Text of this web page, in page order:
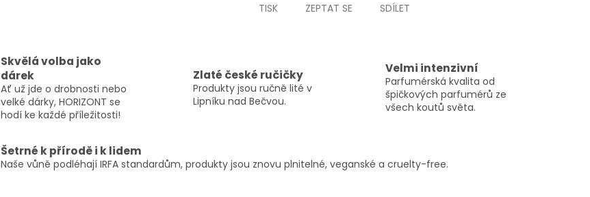
TISK ZEPTAT SE SDÍLET
Skvělá volba jako
dárek
Ať už jde o drobnosti nebo
velké dárky, HORIZONT se
hodí ke každé příležitosti!
Zlaté české ručičky
Produkty jsou ručně lité v
Lipníku nad Bečvou.
Velmi intenzivní
Parfumérská kvalita od
špičkových parfumérů ze
všech koutů světa.
Šetrné k přírodě i k lidem
Naše vůně podléhají IRFA standardům, produkty jsou znovu plnitelné, veganské a cruelty-free.